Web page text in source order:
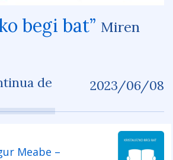
begi bat” Miren
de
2023/06/08
Meabe –